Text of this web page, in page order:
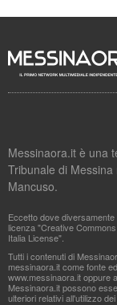
Messinaora.it è una
Tribunale di
Mancuso.
Eccetto dove
licenza "Creative
Italia License".
Tutti i contenuti di
messinaora.it come fonte
www.messinaora.it oppure
Messinaora.it possono
ulteriori relativi all'utilizzo